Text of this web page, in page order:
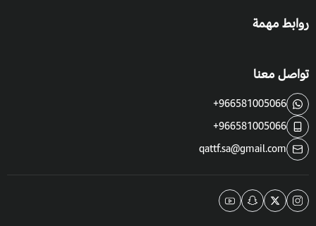
روابط مهمة
تواصل معنا
+966581005066
+966581005066
qattf.sa@gmail.com